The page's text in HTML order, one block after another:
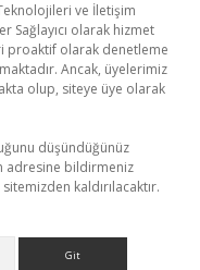
ve İletişim
Sağlayıcı olarak hizmet
proaktif olarak denetleme
Ancak, üyelerimiz
olup, siteye üye olarak
düşündüğünüz
adresine bildirmeniz
kaldırılacaktır.